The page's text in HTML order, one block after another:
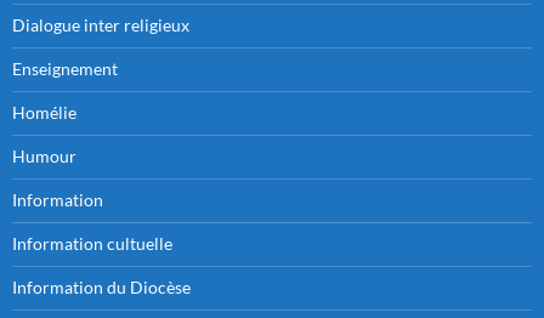
Dialogue inter religieux
Enseignement
Homélie
Humour
Information
Information cultuelle
Information du Diocèse